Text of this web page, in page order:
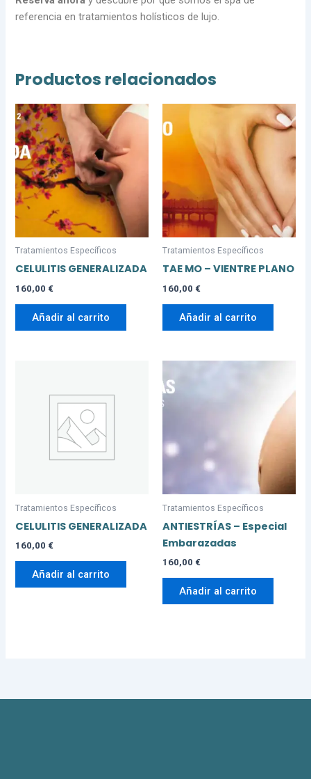
referencia en tratamientos holísticos de lujo.
Productos relacionados
Tratamientos Específicos
CELULITIS GENERALIZADA
160,00 €
Añadir al carrito
Tratamientos Específicos
TAE MO – VIENTRE PLANO
160,00 €
Añadir al carrito
Tratamientos Específicos
CELULITIS GENERALIZADA
160,00 €
Añadir al carrito
Tratamientos Específicos
ANTIESTRÍAS – Especial
Embarazadas
160,00 €
Añadir al carrito